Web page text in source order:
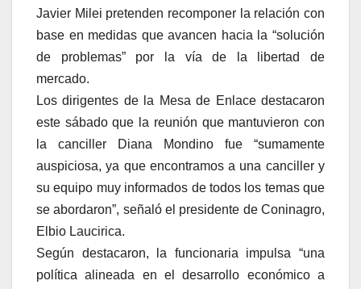
Javier Milei pretenden recomponer la relación con
base en medidas que avancen hacia la “solución
de problemas” por la vía de la libertad de
mercado.
Los dirigentes de la Mesa de Enlace destacaron
este sábado que la reunión que mantuvieron con
la canciller Diana Mondino fue “sumamente
auspiciosa, ya que encontramos a una canciller y
su equipo muy informados de todos los temas que
se abordaron”, señaló el presidente de Coninagro,
Elbio Laucirica.
Según destacaron, la funcionaria impulsa “una
política alineada en el desarrollo económico a